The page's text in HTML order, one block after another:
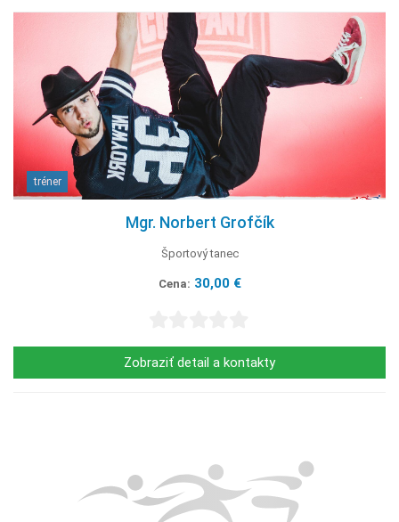
tréner
Mgr. Norbert Grofčík
Športový tanec
Cena: 30,00 €
Zobraziť detail a kontakty